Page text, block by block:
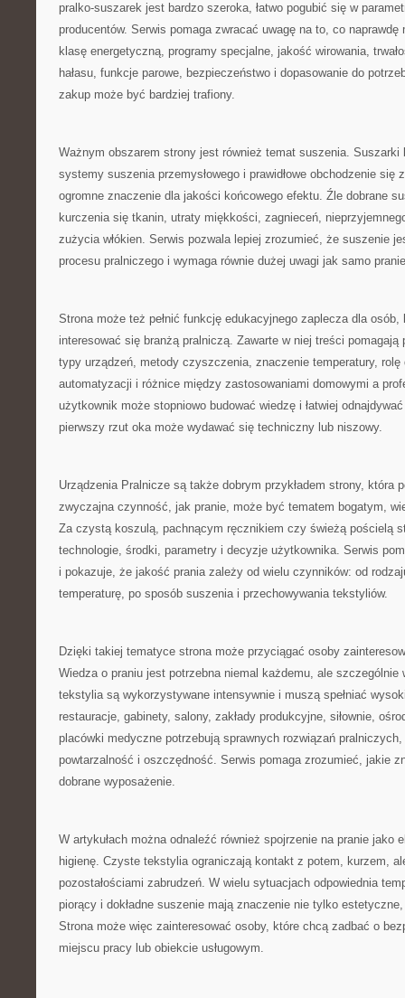
pralko-suszarek jest bardzo szeroka, łatwo pogubić się w
producentów. Serwis pomaga zwracać uwagę na to, co
klasę energetyczną, programy specjalne, jakość wirowania,
hałasu, funkcje parowe, bezpieczeństwo i dopasowanie do
zakup może być bardziej trafiony.
Ważnym obszarem strony jest również temat suszenia. Suszarki
systemy suszenia przemysłowego i prawidłowe obchodzenie
ogromne znaczenie dla jakości końcowego efektu. Źle dobrane
kurczenia się tkanin, utraty miękkości, zagnieceń,
zużycia włókien. Serwis pozwala lepiej zrozumieć, że suszenie
procesu pralniczego i wymaga równie dużej uwagi jak samo
Strona może też pełnić funkcję edukacyjnego zaplecza dla
interesować się branżą pralniczą. Zawarte w niej treści pomagają
typy urządzeń, metody czyszczenia, znaczenie temperatury, rolę
automatyzacji i różnice między zastosowaniami domowymi a
użytkownik może stopniowo budować wiedzę i łatwiej
pierwszy rzut oka może wydawać się techniczny lub niszowy.
Urządzenia Pralnicze są także dobrym przykładem strony, która
zwyczajna czynność, jak pranie, może być tematem bogatym,
Za czystą koszulą, pachnącym ręcznikiem czy świeżą pościelą
technologie, środki, parametry i decyzje użytkownika. Serwis
i pokazuje, że jakość prania zależy od wielu czynników: od
temperaturę, po sposób suszenia i przechowywania tekstyliów.
Dzięki takiej tematyce strona może przyciągać osoby
Wiedza o praniu jest potrzebna niemal każdemu, ale
tekstylia są wykorzystywane intensywnie i muszą spełniać
restauracje, gabinety, salony, zakłady produkcyjne, siłownie,
placówki medyczne potrzebują sprawnych rozwiązań
powtarzalność i oszczędność. Serwis pomaga zrozumieć, jakie
dobrane wyposażenie.
W artykułach można odnaleźć również spojrzenie na pranie jako
higienę. Czyste tekstylia ograniczają kontakt z potem, kurzem,
pozostałościami zabrudzeń. W wielu sytuacjach odpowiednia
piorący i dokładne suszenie mają znaczenie nie tylko
Strona może więc zainteresować osoby, które chcą zadbać o
miejscu pracy lub obiekcie usługowym.